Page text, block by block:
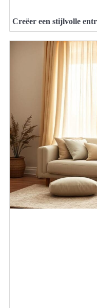
Creëer een stijlvolle